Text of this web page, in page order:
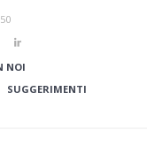
NOI
SUGGERIMENTI